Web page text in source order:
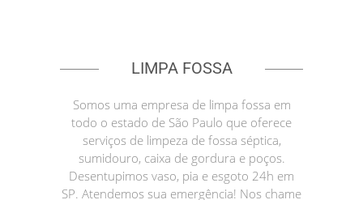
LIMPA FOSSA
Somos uma empresa de limpa fossa em
todo o estado de São Paulo que oferece
serviços de limpeza de fossa séptica,
sumidouro, caixa de gordura e poços.
Desentupimos vaso, pia e esgoto 24h em
SP. Atendemos sua emergência! Nos chame